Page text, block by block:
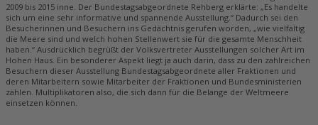
2009 bis 2015 inne. Der Bundestagsabgeordnete Rehberg erklärte: „Es handelte
sich um eine sehr informative und spannende Ausstellung.“ Dadurch sei den
Besucherinnen und Besuchern ins Gedächtnis gerufen worden, „wie vielfältig
die Meere sind und welch hohen Stellenwert sie für die gesamte Menschheit
haben.“ Ausdrücklich begrüßt der Volksvertreter Ausstellungen solcher Art im
Hohen Haus. Ein besonderer Aspekt liegt ja auch darin, dass zu den zahlreichen
Besuchern dieser Ausstellung Bundestagsabgeordnete aller Fraktionen und
deren Mitarbeitern sowie Mitarbeiter der Fraktionen und Bundesministerien
zählen. Multiplikatoren also, die sich dann für die Belange der Weltmeere
einsetzen können.